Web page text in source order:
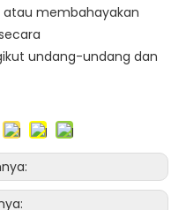
membahayakan
undang-undang dan